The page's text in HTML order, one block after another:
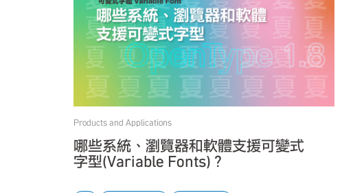
Products and Applications
哪些系統、瀏覽器和軟體支援可變式
字型(Variable Fonts)？